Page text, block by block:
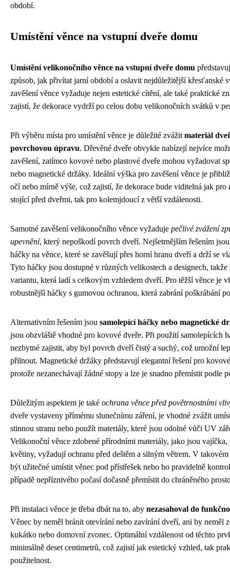
období.
Umístění věnce na vstupní dveře domu
Umístění velikonočního věnce na vstupní dveře domu
způsob, jak přivítat jarní období a oslavit nejdůležitější křesťanské
zavěšení věnce vyžaduje nejen estetické cítění, ale také praktické
zajistí, že dekorace vydrží po celou dobu velikonočních svátků v
Při výběru místa pro umístění věnce je důležité zvážit materiál
povrchovou úpravu. Dřevěné dveře obvykle nabízejí nejvíce
zavěšení, zatímco kovové nebo plastové dveře mohou vyžadovat
nebo magnetické držáky. Ideální výška pro zavěšení věnce je
očí nebo mírně výše, což zajistí, že dekorace bude viditelná jak pro
stojící před dveřmi, tak pro kolemjdoucí z větší vzdálenosti.
Samotné zavěšení velikonočního věnce vyžaduje pečlivé zvážení
upevnění, který nepoškodí povrch dveří. Nejšetrnějším řešením
háčky na věnce, které se zavěšují přes horní hranu dveří a drží se
Tyto háčky jsou dostupné v různých velikostech a designech,
variantu, která ladí s celkovým vzhledem dveří. Pro těžší věnce je
robustnější háčky s gumovou ochranou, která zabrání poškrábání
Alternativním řešením jsou samolepící háčky nebo magnetické
jsou obzvláště vhodné pro kovové dveře. Při použití samolepících
nezbytné zajistit, aby byl povrch dveří čistý a suchý, což umožní
přilnout. Magnetické držáky představují elegantní řešení pro
protože nezanechávají žádné stopy a lze je snadno přemístit podle
Důležitým aspektem je také ochrana věnce před povětrnostními
dveře vystaveny přímému slunečnímu záření, je vhodné zvážit
stinnou stranu nebo použít materiály, které jsou odolné vůči UV
Velikonoční věnce zdobené přírodními materiály, jako jsou vajíčka,
květiny, vyžadují ochranu před deštěm a silným větrem. V takovém
být užitečné umístit věnec pod přístřešek nebo ho pravidelně
případě nepříznivého počasí dočasně přemístit do chráněného
Při instalaci věnce je třeba dbát na to, aby nezasahoval do
Věnec by neměl bránit otevírání nebo zavírání dveří, ani by neměl
kukátko nebo domovní zvonec. Optimální vzdálenost od těchto
minimálně deset centimetrů, což zajistí jak estetický vzhled, tak
použitelnost.